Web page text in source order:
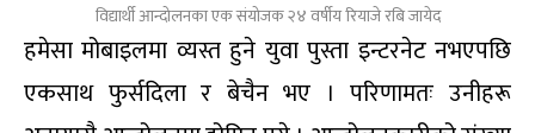
विद्यार्थी आन्दोलनका एक संयोजक २४ वर्षीय रियाजे रबि जायेद
हमेसा मोबाइलमा व्यस्त हुने युवा पुस्ता इन्टरनेट नभएपछि
एकसाथ फुर्सदिला र बेचैन भए । परिणामतः उनीहरू